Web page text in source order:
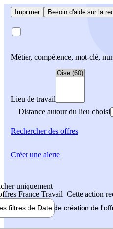
Imprimer Besoin d'aide sur la
Métier, compétence, mot-clé,
Lieu de travail
Distance autour du lieu choisi
Rechercherdes offres
uniquement
France Travail Cette action
filtres de Date de création de
Créer une alerte